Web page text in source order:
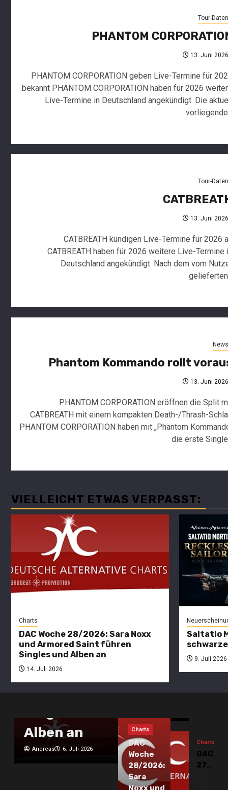
Tour-Daten
PHANTOM
13. Juni 2026
PHANTOM CORPORATION geben Live-Termine für
bekannt PHANTOM CORPORATION haben für 2026
Live-Termine in Deutschland angekündigt. Die
Tour-Daten
13. Juni 2026
CATBREATH kündigen Live-Termine für 2026
CATBREATH haben für 2026 weitere Live-Termine
Deutschland angekündigt. Nach dem vom
News
Phantom Kommando rollt
13. Juni 2026
PHANTOM CORPORATION eröffnen die Split
CATBREATH mit einem kompakten Death-/Thrash-
PHANTOM CORPORATION haben mit „Phantom
die erste
VIELLEICHT ETWAS VERPASST:
Charts
DAC Woche 28/2026: Sara Noxx
und Armored Saint führen
Singles und Alben an
14. Juli 2026
Saltatio
9. Juli 2026
Charts
DAC
27/2026:
und
CULTURE
KULTüR
führen
Alben an
Andreas 6. Juli 2026
ELEINE
marschieren
weiter
30. Juni 2026
Charts
DAC
Woche
28/2026:
Sara
Noxx und
DAC
27/2026:
NOXX
und
Alben
an
Juli
2026
weiter
2026
Charts
Charts
Woche
Culture
Kultür
an
der
Spitze
Juni
stellen
„Play
Dead“
aus
Split
mit
online
Juni
2026
Charts
DAC
Woche
28/
Noxx
und
Saint
und
2026
News
hissen
9.
Charts
DAC
27/2026: